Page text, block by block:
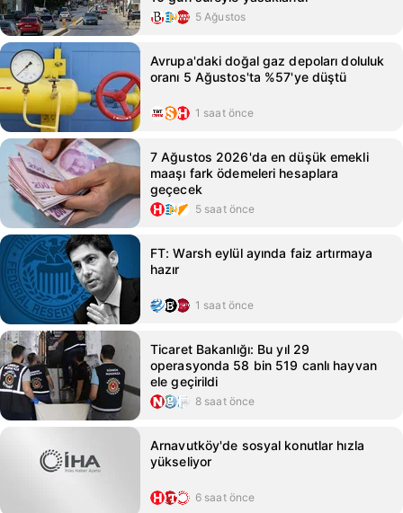
5 Ağustos
Avrupa'daki doğal gaz depoları doluluk
oranı 5 Ağustos'ta %57'ye düştü
1 saat önce
7 Ağustos 2026'da en düşük emekli
maaşı fark ödemeleri hesaplara
geçecek
5 saat önce
FT: Warsh eylül ayında faiz artırmaya
hazır
1 saat önce
Ticaret Bakanlığı: Bu yıl 29
operasyonda 58 bin 519 canlı hayvan
ele geçirildi
8 saat önce
Arnavutköy'de sosyal konutlar hızla
yükseliyor
6 saat önce